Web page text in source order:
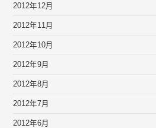
2012年12月
2012年11月
2012年10月
2012年9月
2012年8月
2012年7月
2012年6月